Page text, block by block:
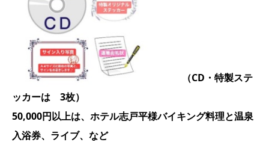
（CD・特製ステ
ッカーは 3枚）
50,000円以上は、ホテル志戸平様バイキング料理と温泉
入浴券、ライブ、など